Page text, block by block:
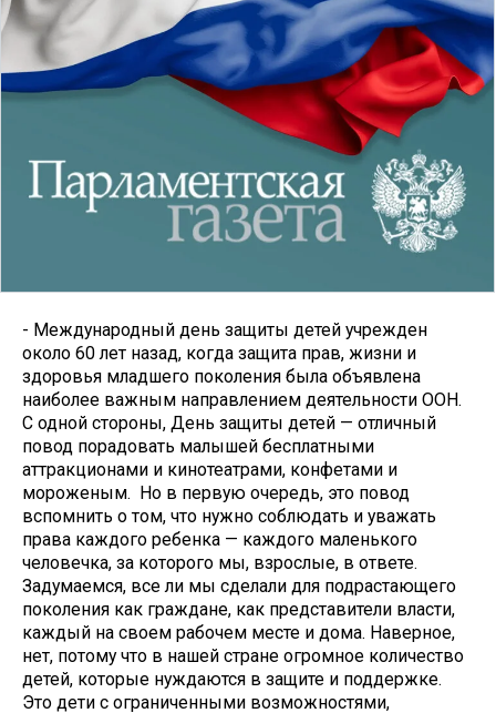
- Международный день защиты детей учрежден
около 60 лет назад, когда защита прав, жизни и
здоровья младшего поколения была объявлена
наиболее важным направлением деятельности ООН.
С одной стороны, День защиты детей — отличный
повод порадовать малышей бесплатными
аттракционами и кинотеатрами, конфетами и
мороженым. Но в первую очередь, это повод
вспомнить о том, что нужно соблюдать и уважать
права каждого ребенка — каждого маленького
человечка, за которого мы, взрослые, в ответе.
Задумаемся, все ли мы сделали для подрастающего
поколения как граждане, как представители власти,
каждый на своем рабочем месте и дома. Наверное,
нет, потому что в нашей стране огромное количество
детей, которые нуждаются в защите и поддержке.
Это дети с ограниченными возможностями,